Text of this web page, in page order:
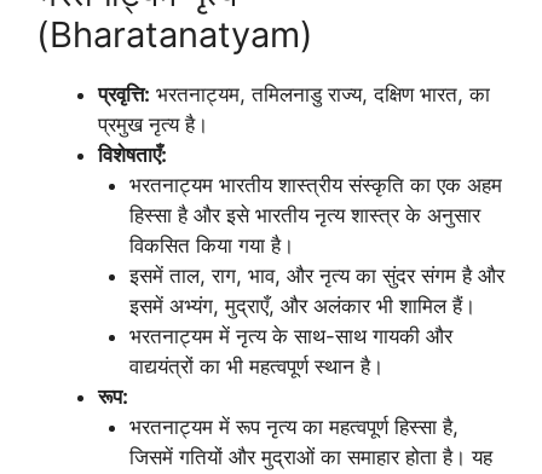
(Bharatanatyam)
प्रवृत्ति: भरतनाट्यम, तमिलनाडु राज्य, दक्षिण भारत, का
प्रमुख नृत्य है।
विशेषताएँ:
भरतनाट्यम भारतीय शास्त्रीय संस्कृति का एक अहम
हिस्सा है और इसे भारतीय नृत्य शास्त्र के अनुसार
विकसित किया गया है।
इसमें ताल, राग, भाव, और नृत्य का सुंदर संगम है और
इसमें अभ्यंग, मुद्राएँ, और अलंकार भी शामिल हैं।
भरतनाट्यम में नृत्य के साथ-साथ गायकी और
वाद्ययंत्रों का भी महत्वपूर्ण स्थान है।
रूप:
भरतनाट्यम में रूप नृत्य का महत्वपूर्ण हिस्सा है,
जिसमें गतियों और मुद्राओं का समाहार होता है। यह